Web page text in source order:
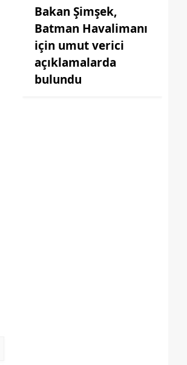
Bakan Şimşek,
Batman Havalimanı
için umut verici
açıklamalarda
bulundu